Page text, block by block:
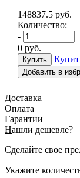
148837.5 руб.
Количество:
-
0 руб.
Добавить в
Доставка
Оплата
Гарантии
Нашли дешевле?
Сделайте свое
Укажите